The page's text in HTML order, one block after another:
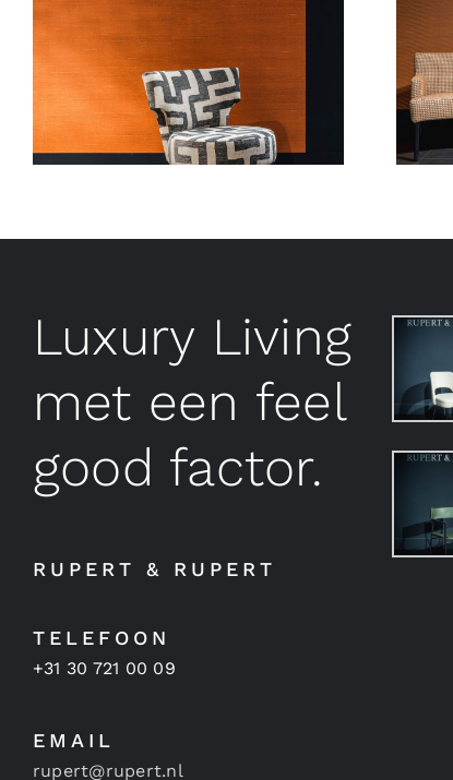
Luxury Living
met een feel
good factor.
RUPERT & RUPERT
TELEFOON
+31 30 721 00 09
EMAIL
rupert@rupert.nl